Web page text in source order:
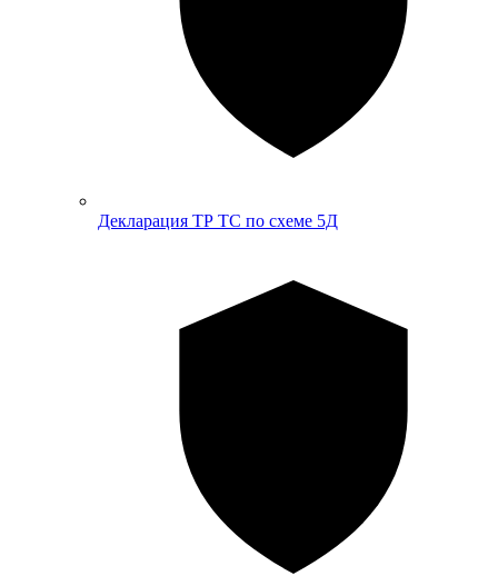
Декларация ТР ТС по схеме 5Д